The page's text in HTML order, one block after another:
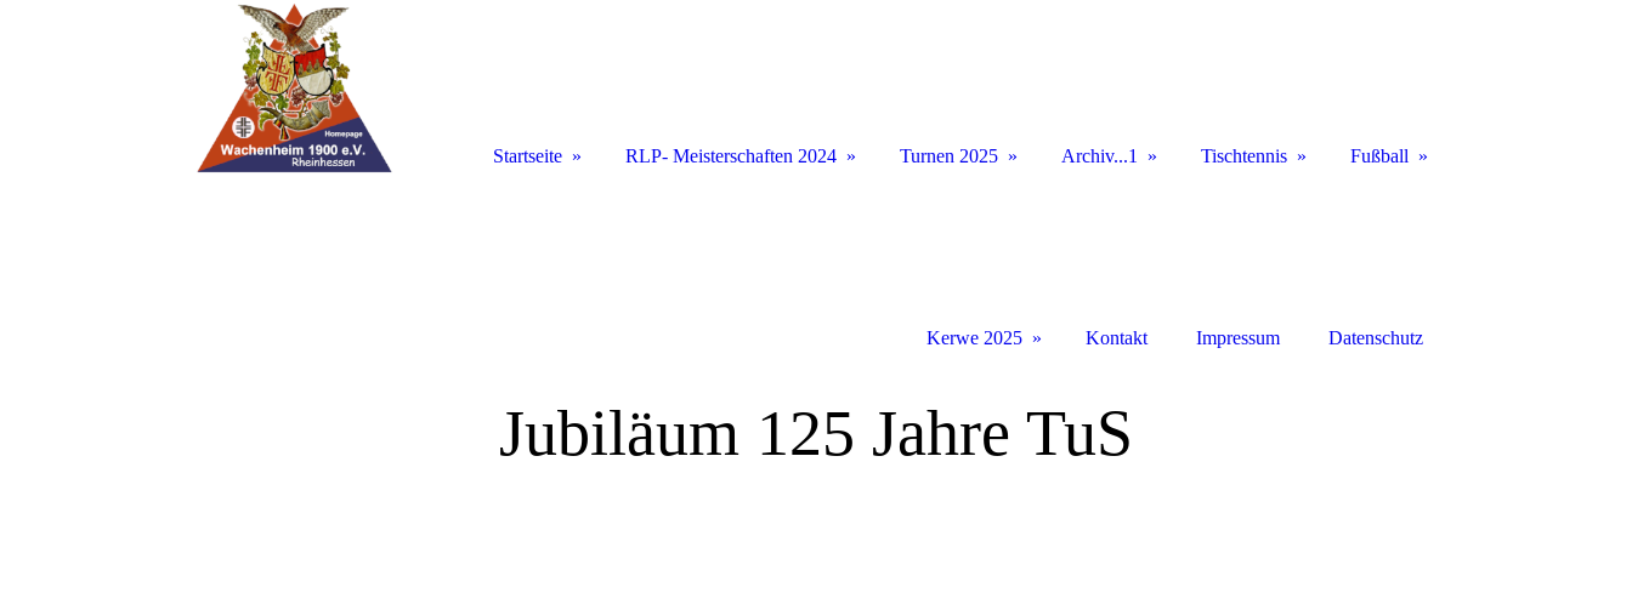
Jubiläum 125 Jahre TuS
Startseite RLP- Meisterschaften 2024 Turnen 2025 Archiv...1 Tischtennis Fußball
Kerwe 2025 Kontakt Impressum Datenschutz